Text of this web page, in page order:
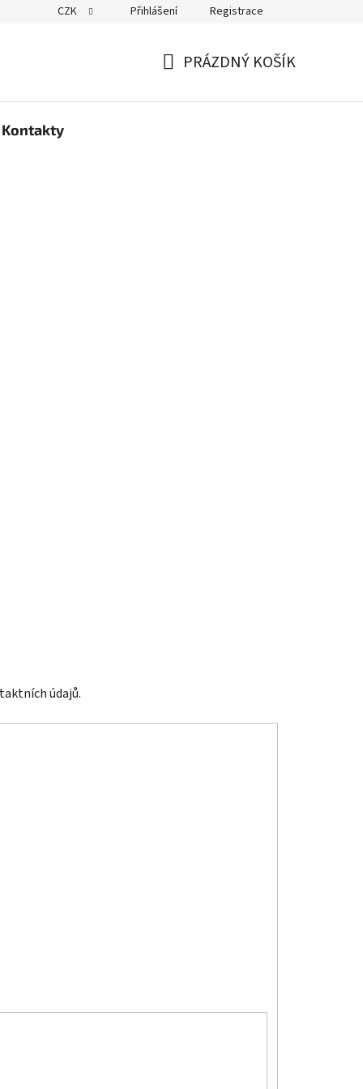
CZK Přihlášení Registrace
PRÁZDNÝ KOŠÍK
Kontakty
údajů.